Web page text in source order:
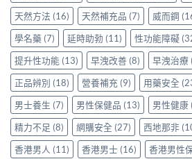
正
貨
渠
道
與
選
購
指
南〉
中
用
Levitra
的
真
實
分
享〉
中
天然方法 (16) 天然補充品 (7) 威而鋼
學名藥 (7) 延時助勃 (11) 性功能障礙
提升性功能 (13) 早洩改善 (8) 早洩治療
正品辨別 (18) 營養補充 (9) 用藥安全
男士養生 (7) 男性保健品 (13) 男性健康
精力不足 (8) 網購安全 (27) 西地那非
香港男人 (11) 香港男士 (16) 香港男性